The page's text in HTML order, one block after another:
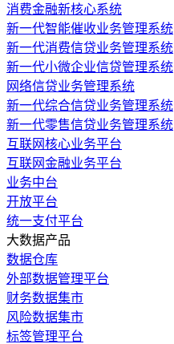
消费金融新核心系统
新一代智能催收业务管理系统
新一代消费信贷业务管理系统
新一代小微企业信贷管理系统
网络信贷业务管理系统
新一代综合信贷业务管理系统
新一代零售信贷业务管理系统
互联网核心业务平台
互联网金融业务平台
业务中台
开放平台
统一支付平台
大数据产品
数据仓库
外部数据管理平台
财务数据集市
风险数据集市
标签管理平台